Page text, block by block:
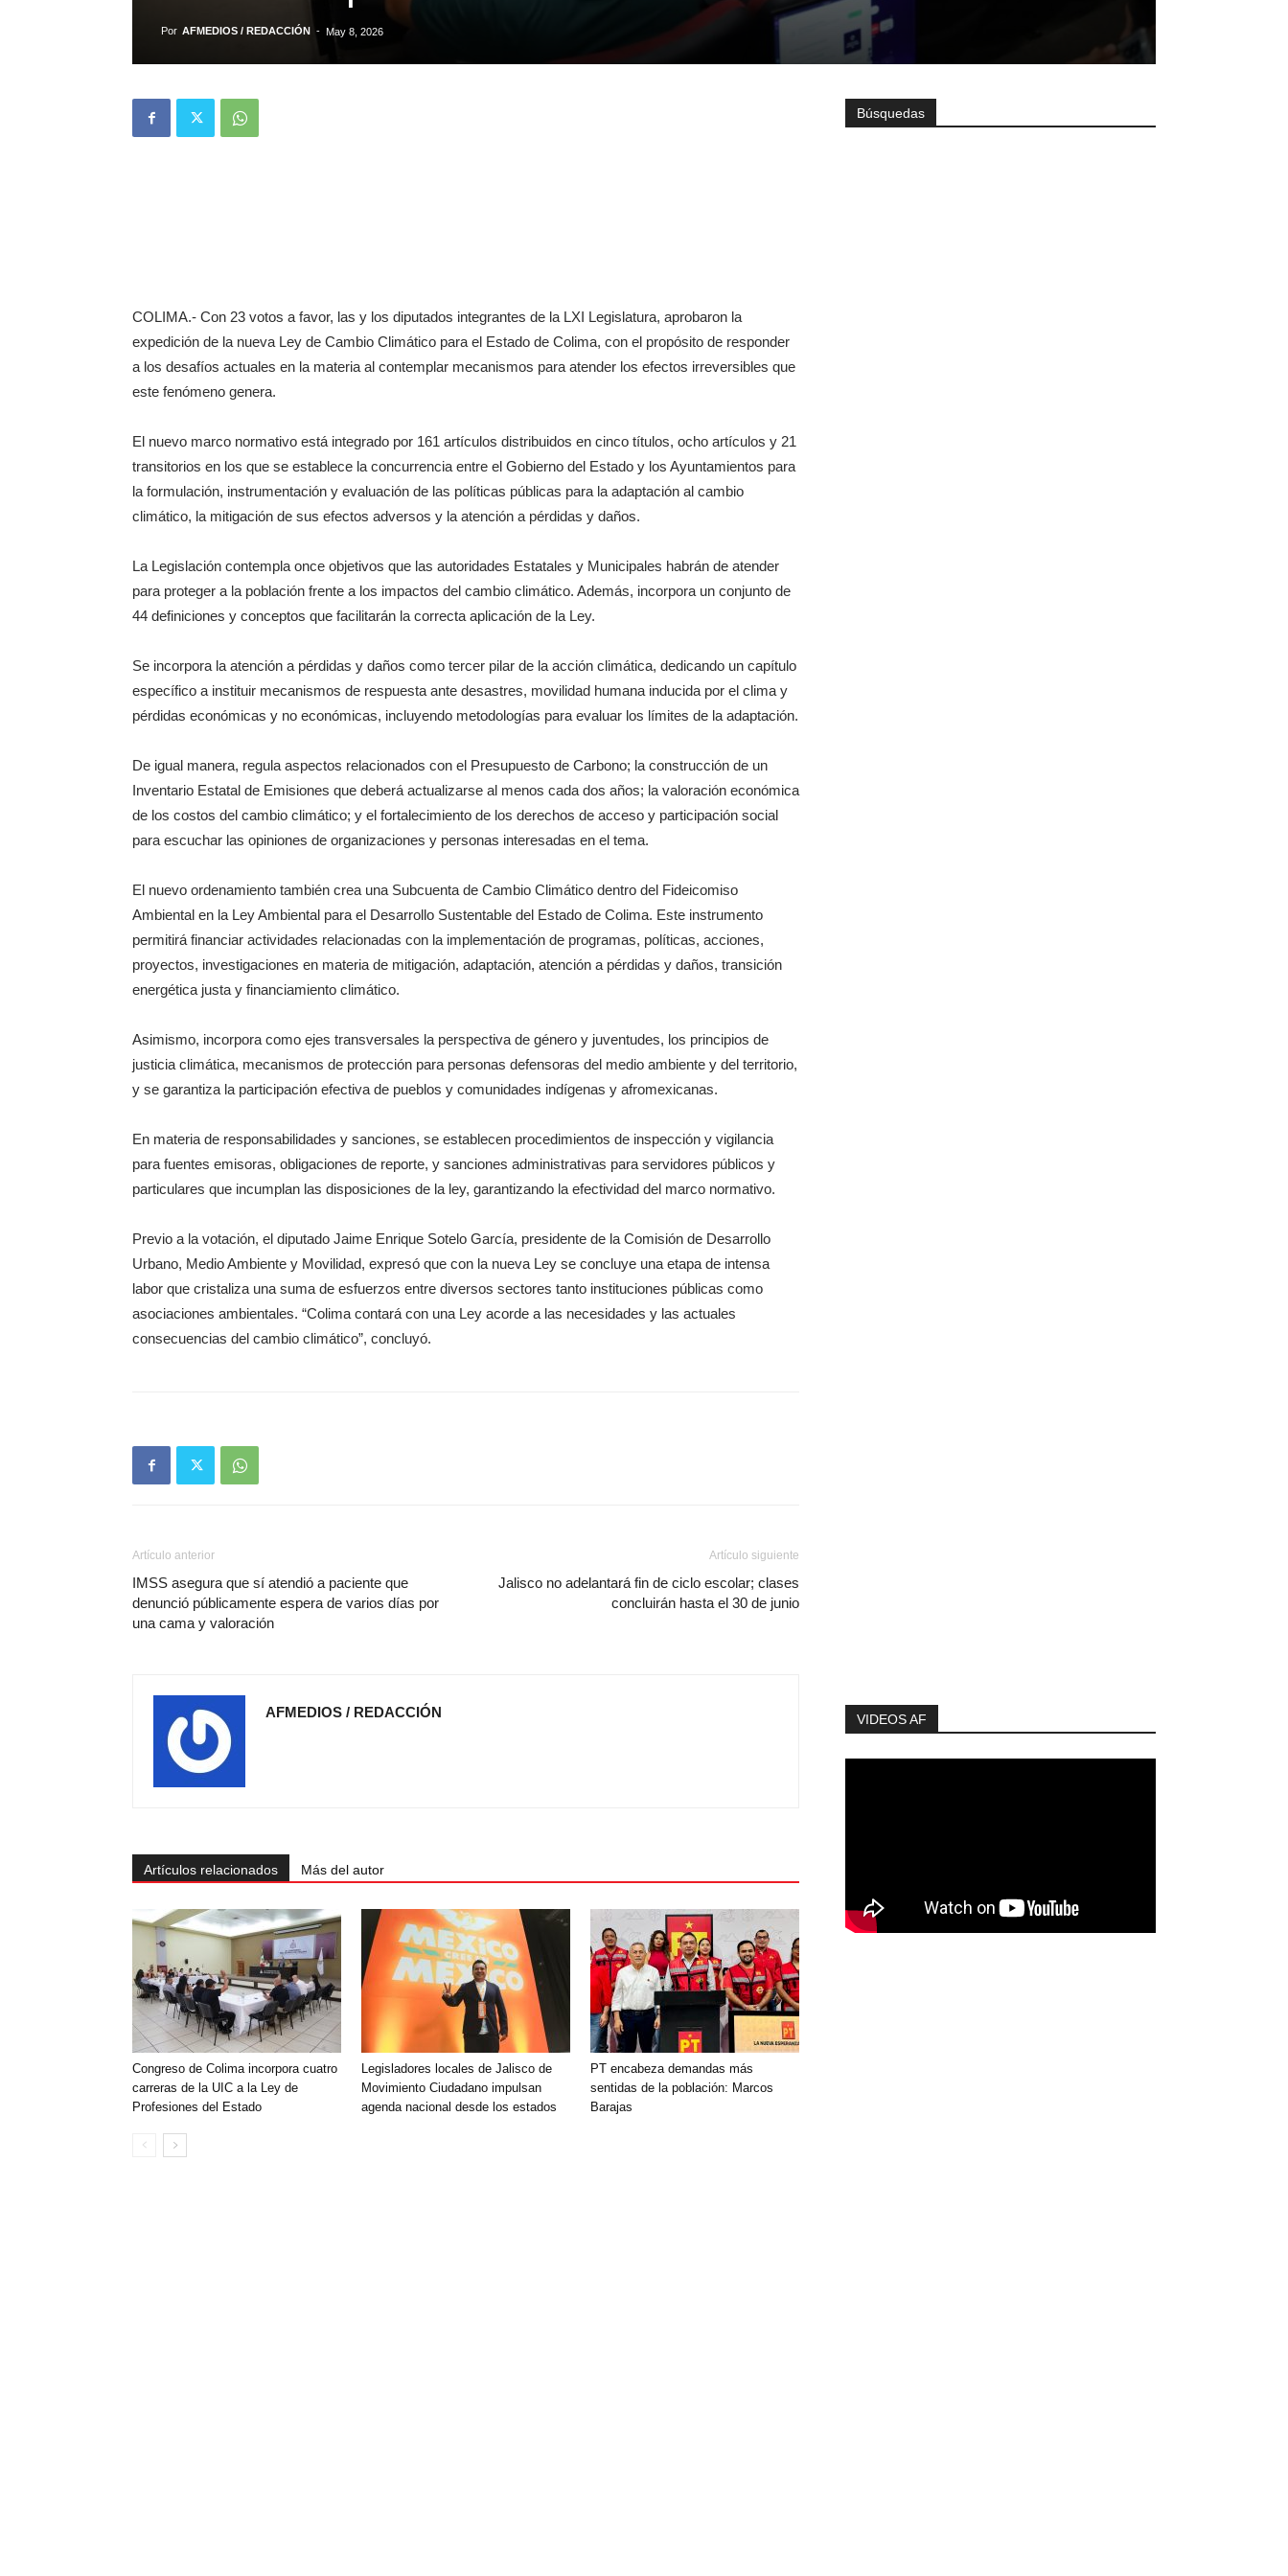
Por AFMEDIOS / REDACCIÓN - May 8, 2026
COLIMA.- Con 23 votos a favor, las y los diputados integrantes de la LXI Legislatura, aprobaron la
expedición de la nueva Ley de Cambio Climático para el Estado de Colima, con el propósito de responder
a los desafíos actuales en la materia al contemplar mecanismos para atender los efectos irreversibles que
este fenómeno genera.
El nuevo marco normativo está integrado por 161 artículos distribuidos en cinco títulos, ocho artículos y 21
transitorios en los que se establece la concurrencia entre el Gobierno del Estado y los Ayuntamientos para
la formulación, instrumentación y evaluación de las políticas públicas para la adaptación al cambio
climático, la mitigación de sus efectos adversos y la atención a pérdidas y daños.
La Legislación contempla once objetivos que las autoridades Estatales y Municipales habrán de atender
para proteger a la población frente a los impactos del cambio climático. Además, incorpora un conjunto de
44 definiciones y conceptos que facilitarán la correcta aplicación de la Ley.
Se incorpora la atención a pérdidas y daños como tercer pilar de la acción climática, dedicando un capítulo
específico a instituir mecanismos de respuesta ante desastres, movilidad humana inducida por el clima y
pérdidas económicas y no económicas, incluyendo metodologías para evaluar los límites de la adaptación.
De igual manera, regula aspectos relacionados con el Presupuesto de Carbono; la construcción de un
Inventario Estatal de Emisiones que deberá actualizarse al menos cada dos años; la valoración económica
de los costos del cambio climático; y el fortalecimiento de los derechos de acceso y participación social
para escuchar las opiniones de organizaciones y personas interesadas en el tema.
El nuevo ordenamiento también crea una Subcuenta de Cambio Climático dentro del Fideicomiso
Ambiental en la Ley Ambiental para el Desarrollo Sustentable del Estado de Colima. Este instrumento
permitirá financiar actividades relacionadas con la implementación de programas, políticas, acciones,
proyectos, investigaciones en materia de mitigación, adaptación, atención a pérdidas y daños, transición
energética justa y financiamiento climático.
Asimismo, incorpora como ejes transversales la perspectiva de género y juventudes, los principios de
justicia climática, mecanismos de protección para personas defensoras del medio ambiente y del territorio,
y se garantiza la participación efectiva de pueblos y comunidades indígenas y afromexicanas.
En materia de responsabilidades y sanciones, se establecen procedimientos de inspección y vigilancia
para fuentes emisoras, obligaciones de reporte, y sanciones administrativas para servidores públicos y
particulares que incumplan las disposiciones de la ley, garantizando la efectividad del marco normativo.
Previo a la votación, el diputado Jaime Enrique Sotelo García, presidente de la Comisión de Desarrollo
Urbano, Medio Ambiente y Movilidad, expresó que con la nueva Ley se concluye una etapa de intensa
labor que cristaliza una suma de esfuerzos entre diversos sectores tanto instituciones públicas como
asociaciones ambientales. “Colima contará con una Ley acorde a las necesidades y las actuales
consecuencias del cambio climático”, concluyó.
Artículo anterior
IMSS asegura que sí atendió a paciente que
denunció públicamente espera de varios días por
una cama y valoración
Artículo siguiente
Jalisco no adelantará fin de ciclo escolar; clases
concluirán hasta el 30 de junio
AFMEDIOS / REDACCIÓN
Artículos relacionados Más del autor
Congreso de Colima incorpora cuatro
carreras de la UIC a la Ley de
Profesiones del Estado
Legisladores locales de Jalisco de
Movimiento Ciudadano impulsan
agenda nacional desde los estados
PT encabeza demandas más
sentidas de la población: Marcos
Barajas
Búsquedas
VIDEOS AF